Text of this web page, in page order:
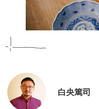
白央篤司